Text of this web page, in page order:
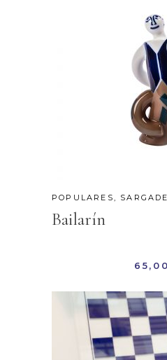
POPULARES,
Bailarín